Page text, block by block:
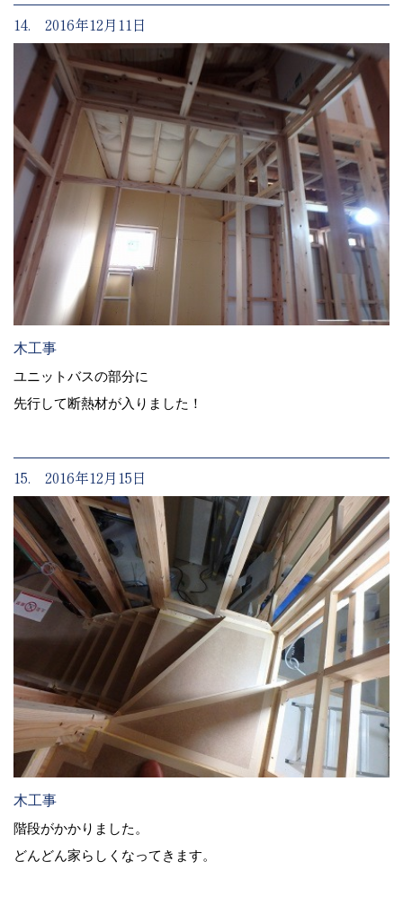
14. 2016年12月11日
木工事
ユニットバスの部分に
先行して断熱材が入りました！
15. 2016年12月15日
木工事
階段がかかりました。
どんどん家らしくなってきます。